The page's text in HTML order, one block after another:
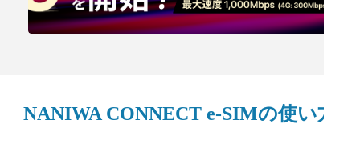
NANIWA CONNECT e-SIMの使い方